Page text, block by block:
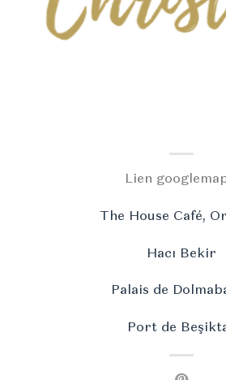
Lien
The House Café,
Hacı Bekir
Palais de
Port de